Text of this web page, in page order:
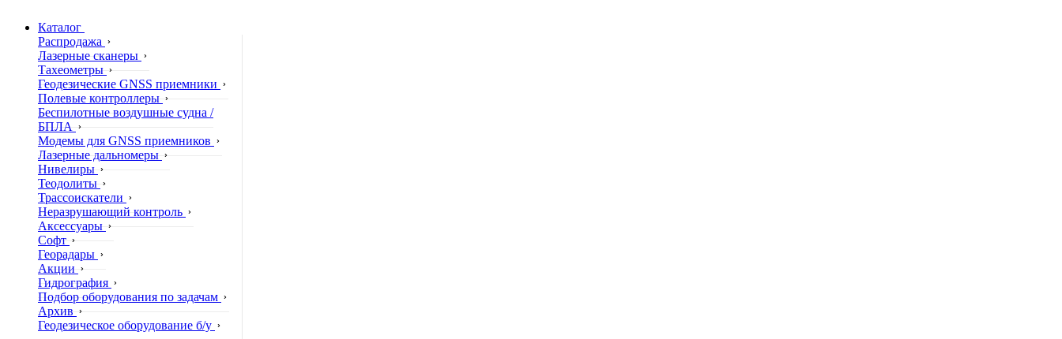
Каталог
Распродажа
Лазерные сканеры
Тахеометры
Геодезические GNSS приемники
Полевые контроллеры
Беспилотные воздушные судна /
БПЛА
Модемы для GNSS приемников
Лазерные дальномеры
Нивелиры
Теодолиты
Трассоискатели
Неразрушающий контроль
Аксессуары
Софт
Георадары
Акции
Гидрография
Подбор оборудования по задачам
Архив
Геодезическое оборудование б/у